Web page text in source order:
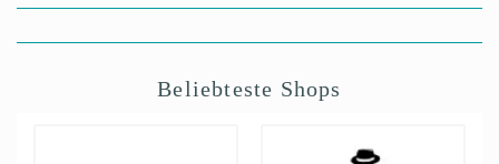
Beliebteste Shops